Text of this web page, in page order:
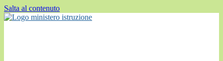
Salta al contenuto